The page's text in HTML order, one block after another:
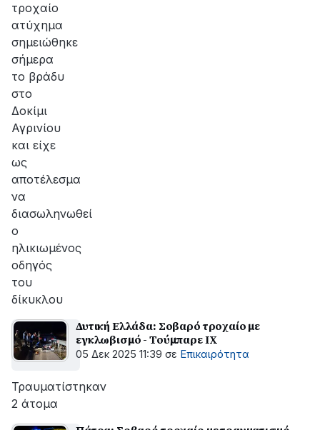
τροχαίο
ατύχημα
σημειώθηκε
σήμερα
το βράδυ
στο
Δοκίμι
Αγρινίου
και είχε
ως
αποτέλεσμα
να
διασωληνωθεί
ο
ηλικιωμένος
οδηγός
του
δίκυκλου
Δυτική Ελλάδα: Σοβαρό τροχαίο με
εγκλωβισμό - Τούμπαρε ΙΧ
05 Δεκ 2025 11:39 σε Επικαιρότητα
Τραυματίστηκαν
2 άτομα